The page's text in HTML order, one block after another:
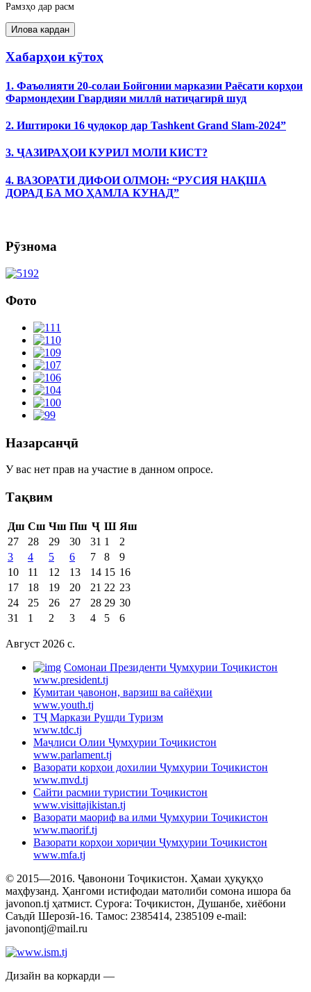
Рамзҳо дар расм
Хабарҳои кӯтоҳ
1. Фаъолияти 20-солаи Бойгонии марказии Раёсати корҳои
Фармондеҳии Гвардияи миллӣ натиҷагирӣ шуд
2. Иштироки 16 ҷудокор дар Tashkent Grand Slam-2024”
3. ҶАЗИРАҲОИ КУРИЛ МОЛИ КИСТ?
4. ВАЗОРАТИ ДИФОИ ОЛМОН: “РУСИЯ НАҚША
ДОРАД БА МО ҲАМЛА КУНАД”
Рӯзнома
Фото
Назарсанҷӣ
У вас нет прав на участие в данном опросе.
Тақвим
Дш Сш Чш Пш Ҷ Ш Яш
27
28 29 30 31 1
2
3
4 5 6 7 8
9
10
11 12 13 14 15 16
17
18 19 20 21 22 23
24
25 26 27 28 29 30
31
1 2 3 4 5 6
Август 2026 c.
Cомонаи Президенти Ҷумҳурии Тоҷикистон
www.president.tj
Кумитаи ҷавонон, варзиш ва сайёҳии
www.youth.tj
ТҶ Маркази Рушди Туризм
www.tdc.tj
Маҷлиси Олии Ҷумҳурии Тоҷикистон
www.parlament.tj
Вазорати корҳои дохилии Ҷумҳурии Тоҷикистон
www.mvd.tj
Сайти расмии туристии Тоҷикистон
www.visittajikistan.tj
Вазорати маориф ва илми Ҷумҳурии Тоҷикистон
www.maorif.tj
Вазорати корҳои хориҷии Ҷумҳурии Тоҷикистон
www.mfa.tj
© 2015—2016. Ҷавонони Тоҷикистон. Ҳамаи ҳуқуқҳо
маҳфузанд. Ҳангоми истифодаи матолиби сомона ишора ба
javonon.tj ҳатмист. Суроға: Тоҷикистон, Душанбе, хиёбони
Саъдӣ Шерозӣ-16. Тамос: 2385414, 2385109 e-mail:
javonontj@mail.ru
Дизайн ва коркарди —